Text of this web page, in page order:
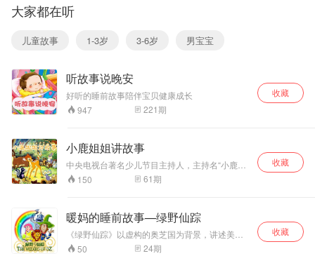
头，非常得意；有
时想得太美，结局
机会就想占便宜。
他们的故事乐趣多
多，他们的生活充
满惊喜！聪明顽皮
一个孩子，就像可
爱的——你！
大家都在听
儿童故事 1-3岁 3-6岁 男宝宝
听故事说晚安
好听的睡前故事陪伴宝贝健康成长
947
221期
收藏
小鹿姐姐讲故事
中央电视台著名少儿节目主持人，主持名“小鹿姐
姐”。主持节目有《动画梦工场》《动画城》等。
150 61期
收藏
暖妈的睡前故事—绿野仙踪
《绿野仙踪》以虚构的奥芝国为背景，讲述美国
堪萨斯州的小姑娘多萝西被龙卷风卷到了一个叫
孟奇金的地方，好女巫指点她到翡翠城去找奥芝
50 24期
收藏